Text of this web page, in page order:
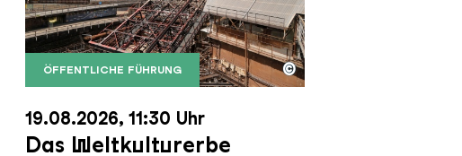
mit dem Gasometer im Hintergrund
| Karl Heinrich Veith
ÖFFENTLICHE FÜHRUNG
Der Erzschrägaufzug der Völklinger Hütte mit dem
Copyright: Weltkulturerbe Völklinger Hütte | Karl
©
19.08.2026, 11:30 Uhr
Das Weltkulturerbe